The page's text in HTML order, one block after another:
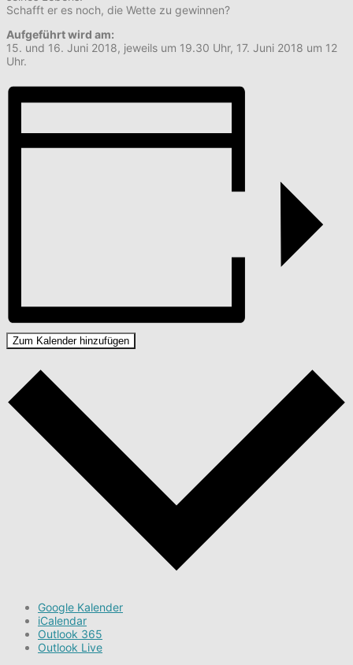
Schafft er es noch, die Wette zu gewinnen?
Aufgeführt wird am:
15. und 16. Juni 2018, jeweils um 19.30 Uhr, 17. Juni 2018 um 12
Uhr.
Zum Kalender hinzufügen
Google Kalender
iCalendar
Outlook 365
Outlook Live